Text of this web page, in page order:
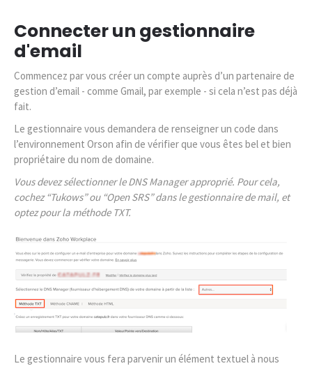
Connecter un gestionnaire
d'email
Commencez par vous créer un compte auprès d’un partenaire de
gestion d’email - comme Gmail, par exemple - si cela n’est pas déjà
fait.
Le gestionnaire vous demandera de renseigner un code dans
l’environnement Orson afin de vérifier que vous êtes bel et bien
propriétaire du nom de domaine.
Vous devez sélectionner le DNS Manager approprié. Pour cela,
cochez “Tukows” ou “Open SRS” dans le gestionnaire de mail, et
optez pour la méthode TXT.
Le gestionnaire vous fera parvenir un élément textuel à nous